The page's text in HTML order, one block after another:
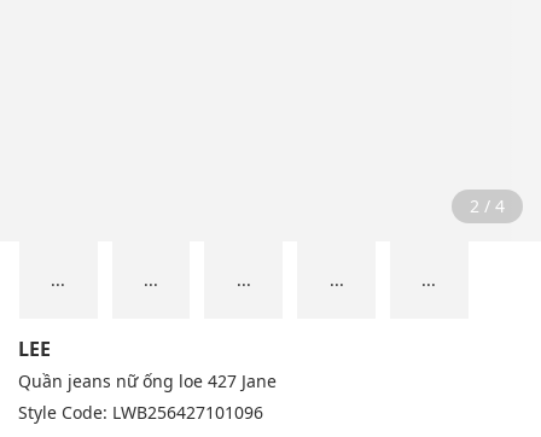
2 / 4
... ... ... ... ...
LEE
Quần jeans nữ ống loe 427 Jane
Style Code: LWB256427101096